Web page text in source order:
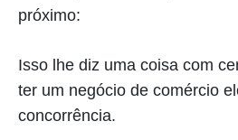
próximo:
Isso lhe diz uma coisa com
ter um negócio de comércio
concorrência.